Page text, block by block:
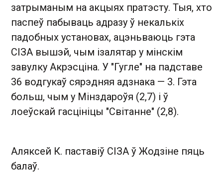
затрыманым на акцыях пратэсту. Тыя, хто
паспеў пабываць адразу ў некалькіх
падобных установах, ацэньваюць гэта
СІЗА вышэй, чым ізалятар у мінскім
завулку Акрэсціна. У "Гугле" на падставе
36 водгукаў сярэдняя адзнака — 3. Гэта
больш, чым у Мінздароўя (2,7) і ў
лоеўскай гасцініцы "Світанне" (2,8).
Аляксей К. паставіў СІЗА ў Жодзіне пяць
балаў.